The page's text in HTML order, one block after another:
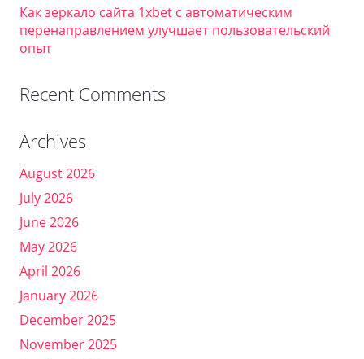
Как зеркало сайта 1xbet с автоматическим
перенаправлением улучшает пользовательский
опыт
Recent Comments
Archives
August 2026
July 2026
June 2026
May 2026
April 2026
January 2026
December 2025
November 2025